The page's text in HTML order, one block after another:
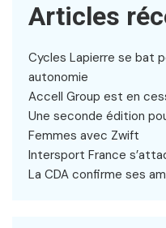
Articles
Cycles Lapierre se bat
autonomie
Accell Group est en
Une seconde édition
Femmes avec Zwift
Intersport France
La CDA confirme ses